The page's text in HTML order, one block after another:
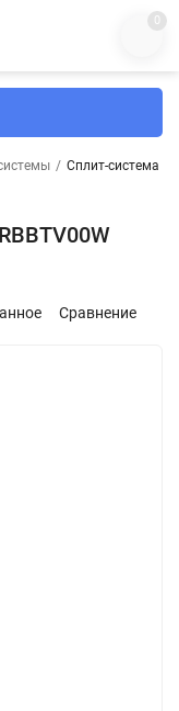
0
/ Сплит-система
Сравнение